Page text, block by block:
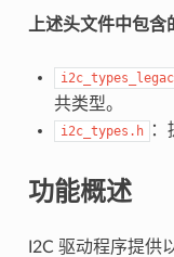
上述头文件中包
共类型。
i2c_types.h ：
功能概述
I2C 驱动程序提供